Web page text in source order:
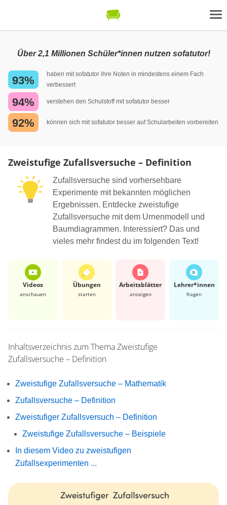
Über 2,1 Millionen Schüler*innen nutzen sofatutor!
93%
haben mit sofatutor ihre Noten in mindestens einem Fach
verbessert
94% verstehen den Schulstoff mit sofatutor besser
92% können sich mit sofatutor besser auf Schularbeiten vorbereiten
Zweistufige Zufallsversuche – Definition
Zufallsversuche sind vorhersehbare
Experimente mit bekannten möglichen
Ergebnissen. Entdecke zweistufige
Zufallsversuche mit dem Urnenmodell und
Baumdiagrammen. Interessiert? Das und
vieles mehr findest du im folgenden Text!
Videos
anschauen
Übungen
starten
Arbeits­blätter
anzeigen
Lehrer*​innen
fragen
Inhaltsverzeichnis zum ThemaZweistufige
Zufallsversuche – Definition
Zweistufige Zufallsversuche – Mathematik
Zufallsversuche – Definition
Zweistufiger Zufallsversuch – Definition
Zweistufige Zufallsversuche – Beispiele
In diesem Video zu zweistufigen
Zufallsexperimenten ...